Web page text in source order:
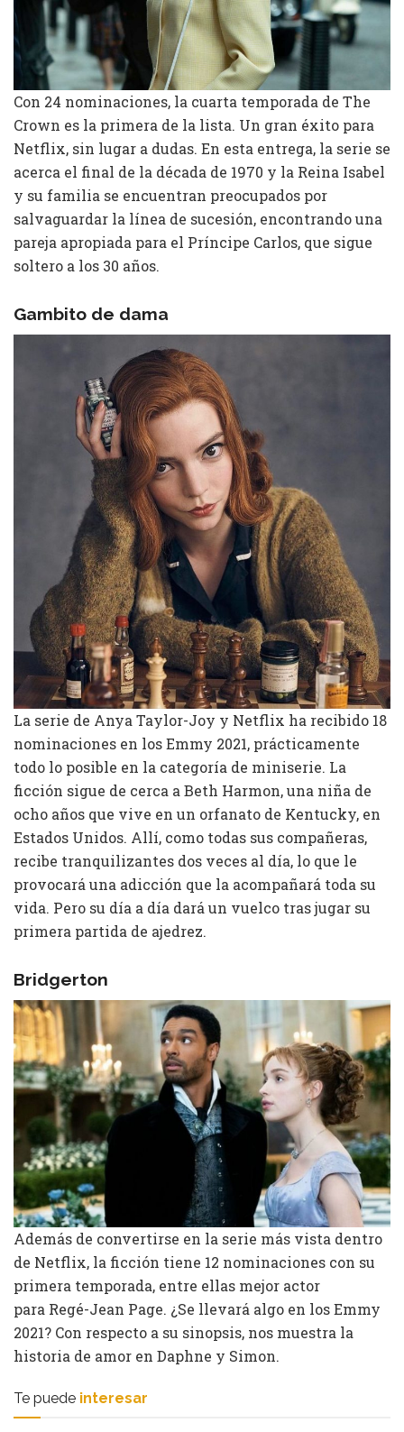
Con 24 nominaciones, la cuarta temporada de The
Crown es la primera de la lista. Un gran éxito para
Netflix, sin lugar a dudas. En esta entrega, la serie se
acerca el final de la década de 1970 y la Reina Isabel
y su familia se encuentran preocupados por
salvaguardar la línea de sucesión, encontrando una
pareja apropiada para el Príncipe Carlos, que sigue
soltero a los 30 años.
Gambito de dama
La serie de Anya Taylor-Joy y Netflix ha recibido 18
nominaciones en los Emmy 2021, prácticamente
todo lo posible en la categoría de miniserie. La
ficción sigue de cerca a Beth Harmon, una niña de
ocho años que vive en un orfanato de Kentucky, en
Estados Unidos. Allí, como todas sus compañeras,
recibe tranquilizantes dos veces al día, lo que le
provocará una adicción que la acompañará toda su
vida. Pero su día a día dará un vuelco tras jugar su
primera partida de ajedrez.
Bridgerton
Además de convertirse en la serie más vista dentro
de Netflix, la ficción tiene 12 nominaciones con su
primera temporada, entre ellas mejor actor
para Regé-Jean Page. ¿Se llevará algo en los Emmy
2021? Con respecto a su sinopsis, nos muestra la
historia de amor en Daphne y Simon.
Te puede interesar